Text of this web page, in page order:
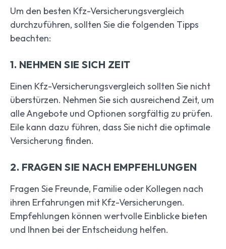
Um den besten Kfz-Versicherungsvergleich
durchzuführen, sollten Sie die folgenden Tipps
beachten:
1. NEHMEN SIE SICH ZEIT
Einen Kfz-Versicherungsvergleich sollten Sie nicht
überstürzen. Nehmen Sie sich ausreichend Zeit, um
alle Angebote und Optionen sorgfältig zu prüfen.
Eile kann dazu führen, dass Sie nicht die optimale
Versicherung finden.
2. FRAGEN SIE NACH EMPFEHLUNGEN
Fragen Sie Freunde, Familie oder Kollegen nach
ihren Erfahrungen mit Kfz-Versicherungen.
Empfehlungen können wertvolle Einblicke bieten
und Ihnen bei der Entscheidung helfen.